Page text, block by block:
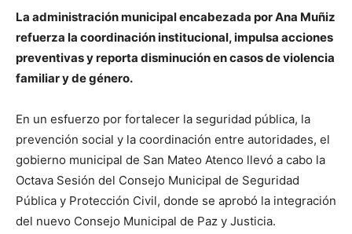
La administración municipal encabezada por Ana Muñiz
refuerza la coordinación institucional, impulsa acciones
preventivas y reporta disminución en casos de violencia
familiar y de género.
En un esfuerzo por fortalecer la seguridad pública, la
prevención social y la coordinación entre autoridades, el
gobierno municipal de San Mateo Atenco llevó a cabo la
Octava Sesión del Consejo Municipal de Seguridad
Pública y Protección Civil, donde se aprobó la integración
del nuevo Consejo Municipal de Paz y Justicia.